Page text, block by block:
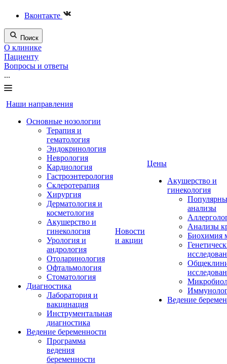
Вконтакте
Поиск
О клинике
Пациенту
Вопросы и ответы
...
Наши направления
Основные нозологии
Терапия и
гематология
Эндокринология
Неврология
Кардиология
Гастроэнтерология
Склеротерапия
Хирургия
Дерматология и
косметология
Акушерство и
гинекология
Урология и
андрология
Отоларинология
Офтальмология
Стоматология
Диагностика
Лаборатория и
вакцинация
Инструментальная
диагностика
Ведение беременности
Программа
ведения
беременности
Новости
и акции
Цены
Акушерство и
гинекология
анализы
Анализы
Биохимия
Ведение